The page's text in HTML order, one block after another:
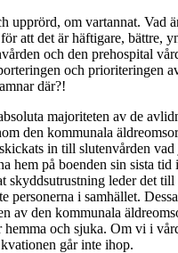
upprörd, om vartannat. Vad
att det är häftigare, bättre,
och den prehospital
och prioriteringen
där?!
majoriteten av de
den kommunala
in till slutenvården
hem på boenden sin sista
skyddsutrustning leder det
personerna i samhället.
av den kommunala
hemma och sjuka. Om vi i
går inte ihop.